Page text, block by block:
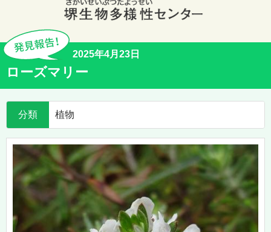
2025年4月23日
ローズマリー
分類 植物